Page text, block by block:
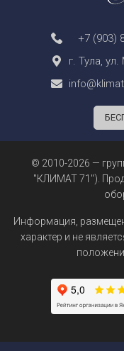
+7 (903)
г. Тула,
© 2010-2026 —
"КЛИМАТ 71").
Информация,
характер и не